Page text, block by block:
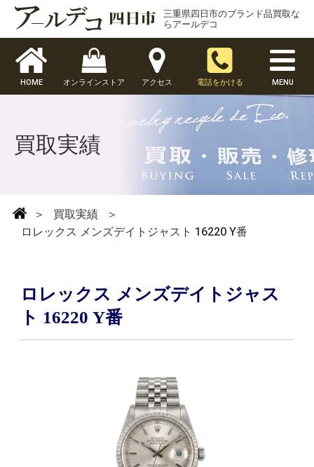
三重県四日市のブランド品買取な
らアールデコ
HOME オンラインストア アクセス 電話をかける MENU
買取実績
＞ 買取実績
＞
ロレックス メンズデイトジャスト 16220 Y番
ロレックス メンズデイトジャス
ト 16220 Y番